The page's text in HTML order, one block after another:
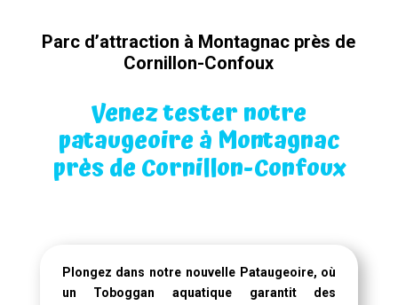
Parc d’attraction à Montagnac près de
Cornillon-Confoux
Venez tester notre
pataugeoire à Montagnac
près de Cornillon-Confoux
Plongez dans notre nouvelle Pataugeoire, où
un Toboggan aquatique garantit des